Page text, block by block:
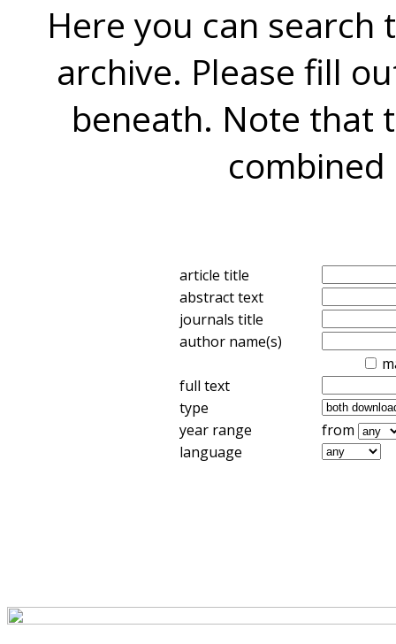
Here you can search
archive. Please fill
beneath. Note that
combined
article title
abstract text
journals title
author name(s)
full text
type
year range
from
language